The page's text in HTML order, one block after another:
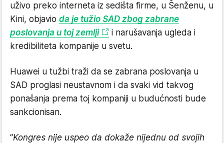
uživo preko interneta iz sedišta firme, u Šenženu, u
Kini, objavio da je tužio SAD zbog zabrane
poslovanja u toj zemlji
i narušavanja ugleda i
kredibiliteta kompanije u svetu.
Huawei u tužbi traži da se zabrana poslovanja u
SAD proglasi neustavnom i da svaki vid takvog
ponašanja prema toj kompaniji u budućnosti bude
sankcionisan.
“Kongres nije uspeo da dokaže nijednu od svojih